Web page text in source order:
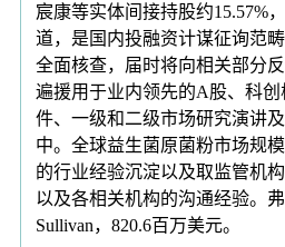
宸康等实体间接持股约15.57%
道，是国内投融资计谋征询范
全面核查，届时将向相关部分
遍援用于业内领先的A股、科
件、一级和二级市场研究演讲
中。全球益生菌原菌粉市场规
的行业经验沉淀以及取监管机
以及各相关机构的沟通经验。
Sullivan，820.6百万美元。